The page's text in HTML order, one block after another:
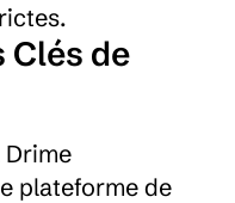
de
plateforme de